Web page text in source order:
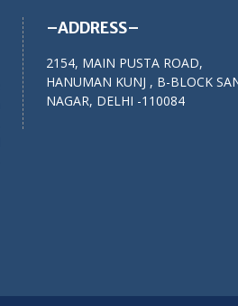
–ADDRESS–
2154, MAIN PUSTA ROAD,
HANUMAN KUNJ , B-BLOCK
NAGAR, DELHI -110084